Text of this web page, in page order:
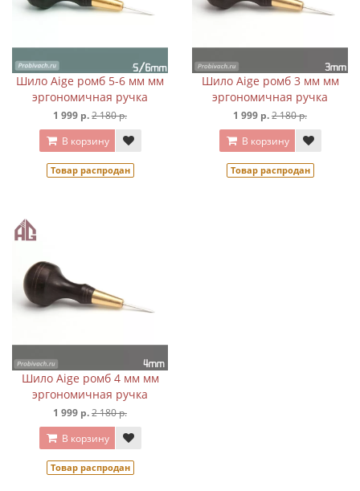
Шило Aige ромб 5-6 мм мм
эргономичная ручка
1 999 р.2 180 р.
В корзину
Товар распродан
Шило Aige ромб 3 мм мм
эргономичная ручка
1 999 р.2 180 р.
В корзину
Товар распродан
Шило Aige ромб 4 мм мм
эргономичная ручка
1 999 р.2 180 р.
В корзину
Товар распродан